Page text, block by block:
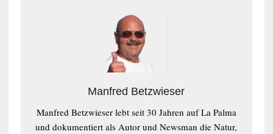
Manfred Betzwieser
Manfred Betzwieser lebt seit 30 Jahren auf La Palma
und dokumentiert als Autor und Newsman die Natur,